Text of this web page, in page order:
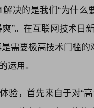
决的是我们“为什么
爽”。在互联网技术日
是需要极高技术门槛
运用。
验，首先来自于对“